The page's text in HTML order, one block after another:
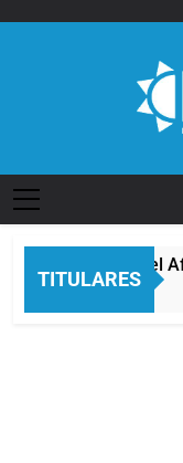
TITULARES
La noche del
5 Horas Atrás